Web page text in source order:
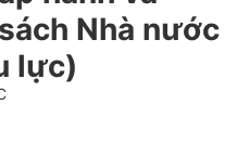
Nhà nước
lực)